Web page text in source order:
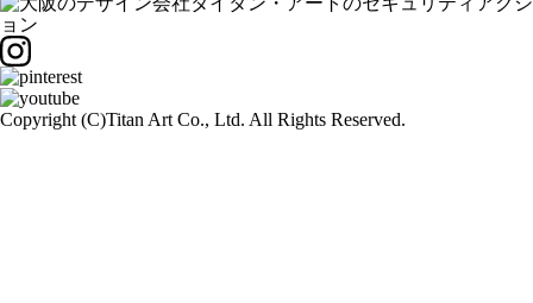
Copyright (C)Titan Art Co., Ltd. All Rights Reserved.